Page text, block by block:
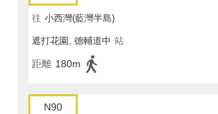
往 小西灣(藍灣半島)
遮打花園, 德輔道中 站
距離 180m
N90